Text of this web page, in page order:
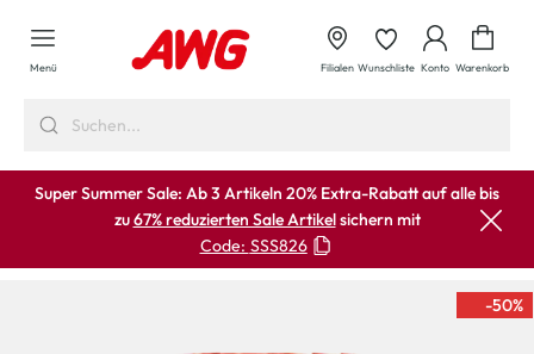
springen
Menü Filialen Wunschliste Konto Warenkorb
Super Summer Sale: Ab 3 Artikeln 20% Extra-Rabatt auf alle bis
zu67% reduzierten Sale Artikelsichern mit
Code: SSS826
-50%